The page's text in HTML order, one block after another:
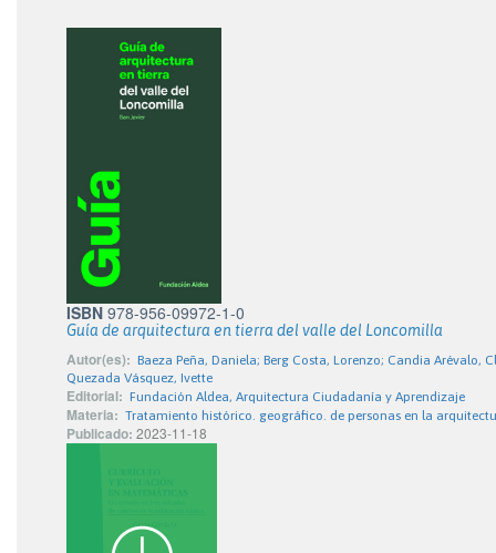
ISBN 978-956-09972-1-0
Guía de arquitectura en tierra del valle del Loncomilla
Autor(es): Baeza Peña, Daniela; Berg Costa, Lorenzo; Candia
Quezada Vásquez, Ivette
Editorial: Fundación Aldea, Arquitectura Ciudadanía y Aprendizaje
Materia: Tratamiento histórico. geográfico. de personas en la
Publicado: 2023-11-18